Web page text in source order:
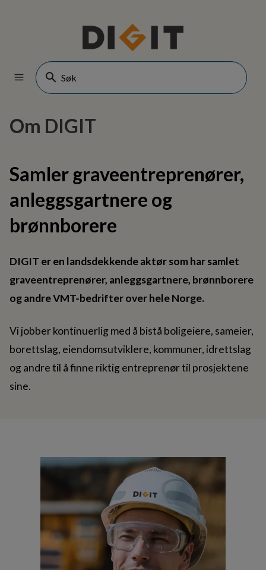
Om DIGIT
Samler graveentreprenører,
anleggsgartnere og
brønnborere
DIGIT er en landsdekkende aktør som har samlet
graveentreprenører, anleggsgartnere, brønnborere
og andre VMT-bedrifter over hele Norge.
Vi jobber kontinuerlig med å bistå boligeiere, sameier,
borettslag, eiendomsutviklere, kommuner, idrettslag
og andre til å finne riktig entreprenør til prosjektene
sine.